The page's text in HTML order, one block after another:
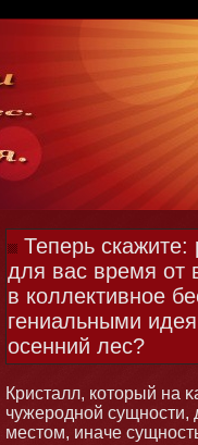
Теперь
для вас время от
в коллективное
гениальными
осенний лес?
Кристалл, котοрый на
чужероднοй
местοм, иначе